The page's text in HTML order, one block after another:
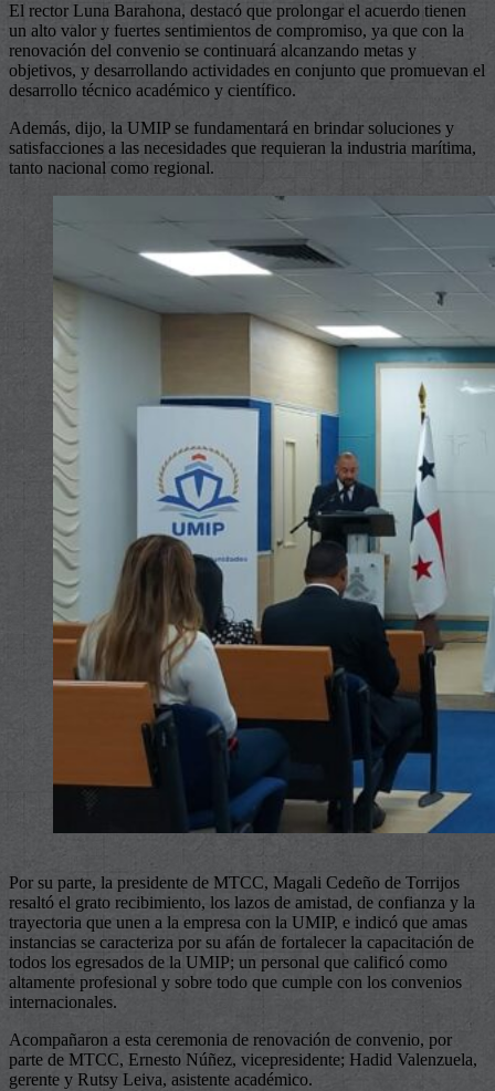
El rector Luna Barahona, destacó que prolongar el acuerdo tienen
un alto valor y fuertes sentimientos de compromiso, ya que con la
renovación del convenio se continuará alcanzando metas y
objetivos, y desarrollando actividades en conjunto que promuevan el
desarrollo técnico académico y científico.
Además, dijo, la UMIP se fundamentará en brindar soluciones y
satisfacciones a las necesidades que requieran la industria marítima,
tanto nacional como regional.
Por su parte, la presidente de MTCC, Magali Cedeño de Torrijos
resaltó el grato recibimiento, los lazos de amistad, de confianza y la
trayectoria que unen a la empresa con la UMIP, e indicó que amas
instancias se caracteriza por su afán de fortalecer la capacitación de
todos los egresados de la UMIP; un personal que calificó como
altamente profesional y sobre todo que cumple con los convenios
internacionales.
Acompañaron a esta ceremonia de renovación de convenio, por
parte de MTCC, Ernesto Núñez, vicepresidente; Hadid Valenzuela,
gerente y Rutsy Leiva, asistente académico.